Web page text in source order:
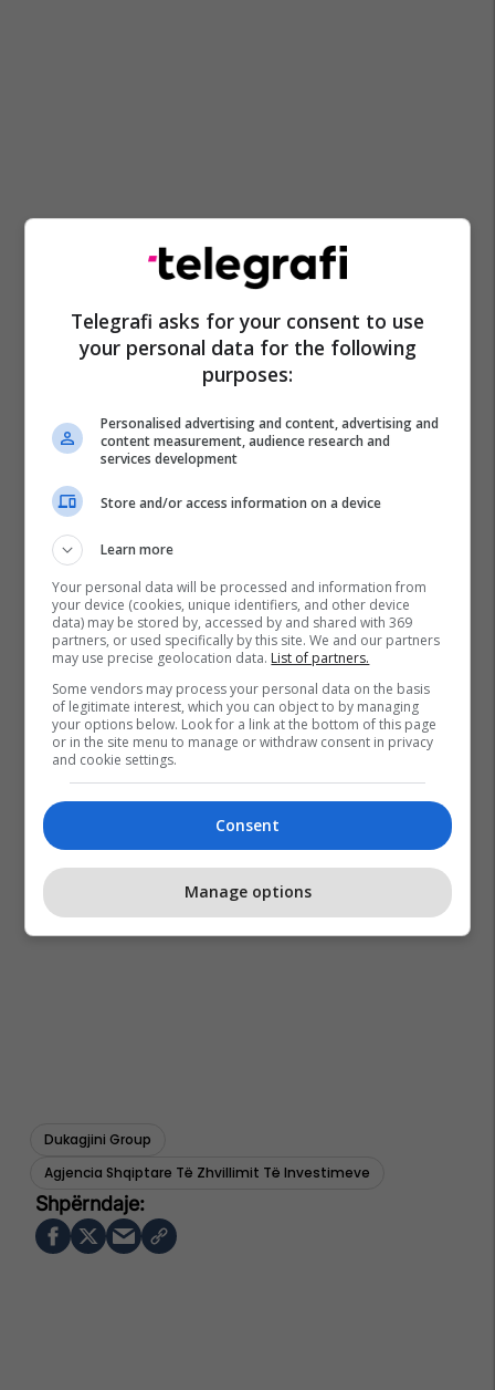
Dukagjini Group
Agjencia Shqiptare Të Zhvillimit Të Investimeve
Telegrafi asks for your consent to use
your personal data for the following
purposes:
Personalised advertising and content, advertising and
content measurement, audience research and
services development
Store and/or access information on a device
Learn more
Your personal data will be processed and information from
your device (cookies, unique identifiers, and other device
data) may be stored by, accessed by and shared with 369
partners, or used specifically by this site. We and our partners
may use precise geolocation data. List of partners.
Some vendors may process your personal data on the basis
of legitimate interest, which you can object to by managing
your options below. Look for a link at the bottom of this page
or in the site menu to manage or withdraw consent in privacy
and cookie settings.
Consent
Manage options